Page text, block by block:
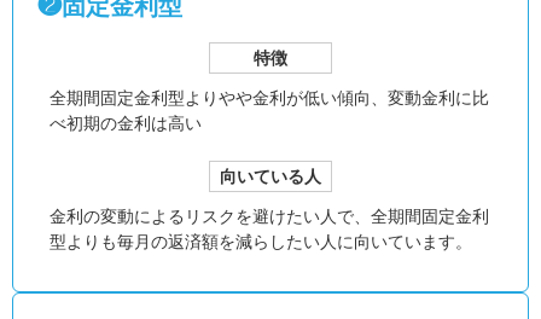
❷固定金利型
特徴
全期間固定金利型よりやや金利が低い傾向、 変動金利に比
べ初期の金利は高い
向いている人
金利の変動によるリスクを避けたい人で、全期間固定金利
型よりも毎月の返済額を減らしたい人に向いています。